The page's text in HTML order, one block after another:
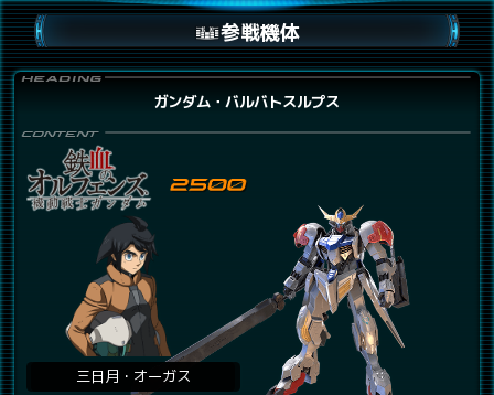
参戦機体
ガンダム・バルバトスルプス
三日月・オーガス